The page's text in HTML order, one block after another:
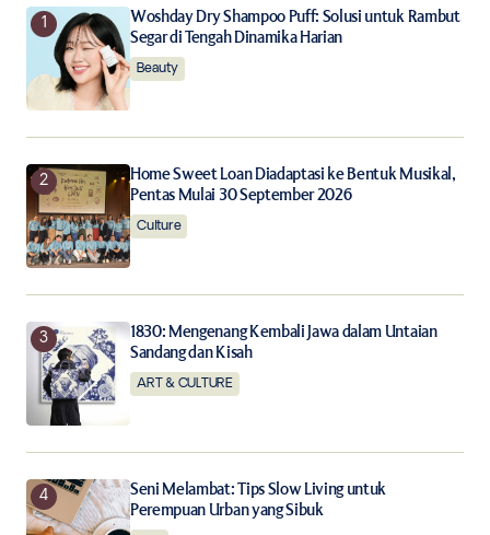
Your E-mail*
Save my name, email, and website in this browser for
the next time I comment.
Notify me of new posts by email.
Submit Comment
Woshday Dry Shampoo Puff: Solusi untuk Rambut
Segar di Tengah Dinamika Harian
Beauty
Home Sweet Loan Diadaptasi ke Bentuk Musikal,
Pentas Mulai 30 September 2026
Culture
1830: Mengenang Kembali Jawa dalam Untaian
Sandang dan Kisah
ART & CULTURE
Seni Melambat: Tips Slow Living untuk
Perempuan Urban yang Sibuk